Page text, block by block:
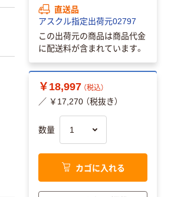
直送品
アスクル指定出荷元02797
この出荷元の商品は商品代金
に配送料が含まれています。
￥18,997 （税込）
／ ￥17,270 （税抜き）
数量
カゴに入れる